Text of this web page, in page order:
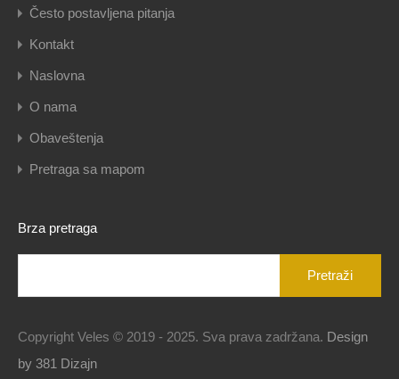
Često postavljena pitanja
Kontakt
Naslovna
O nama
Obaveštenja
Pretraga sa mapom
Brza pretraga
Copyright Veles © 2019 - 2025. Sva prava zadržana. Design
by 381 Dizajn